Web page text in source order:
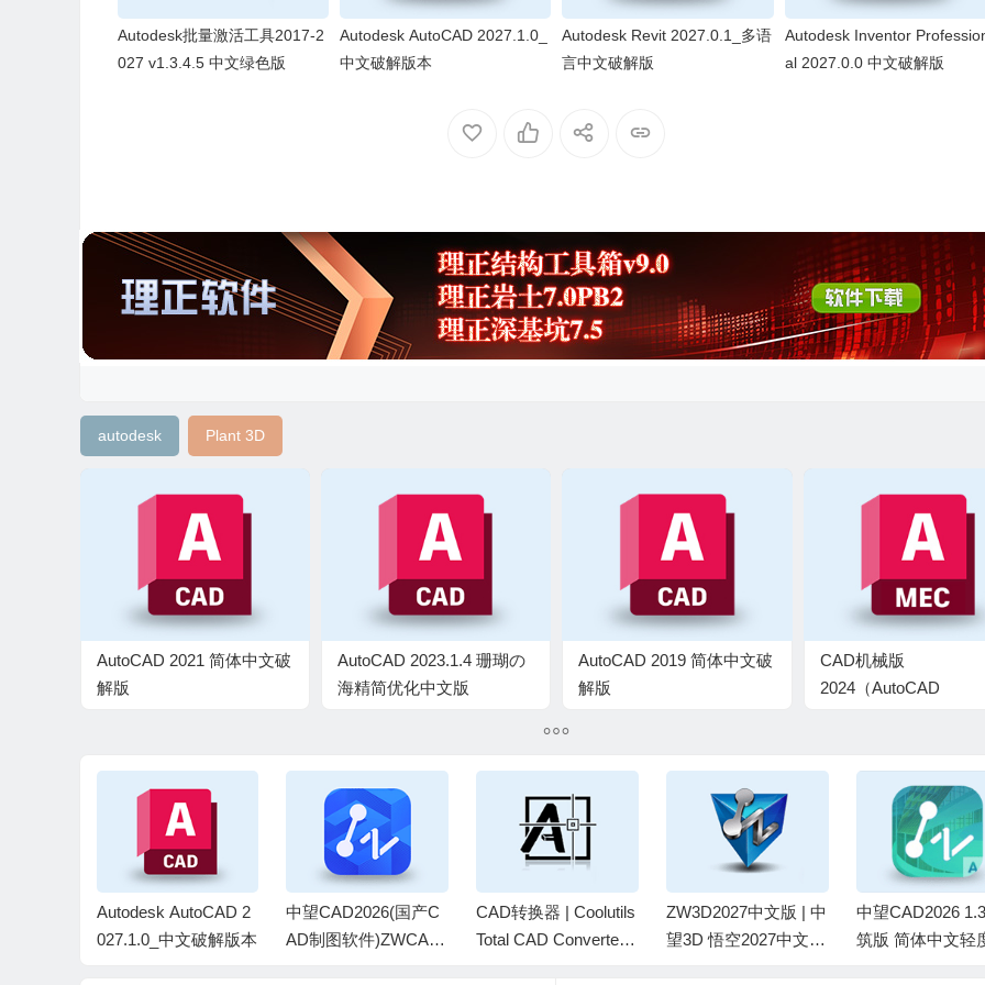
Autodesk批量激活工具2017-2
027 v1.3.4.5 中文绿色版
Autodesk AutoCAD 2027.1.0_
中文破解版本
Autodesk Revit 2027.0.1_多语
言中文破解版
Autodesk Inventor
al 2027.0.0 中文破解版
autodesk Plant 3D
AutoCAD 2021 简体中文破
解版
AutoCAD 2023.1.4 珊瑚の
海精简优化中文版
AutoCAD 2019 简体中文破
解版
CAD机械版
2024（AutoCAD
Autodesk AutoCAD 2
027.1.0_中文破解版本
中望CAD2026(国产C
AD制图软件)ZWCAD
CAD转换器 | Coolutils
Total CAD Converter v
ZW3D2027中文版 | 中
望3D 悟空2027中文激
中望CAD2026
筑版 简体中文轻